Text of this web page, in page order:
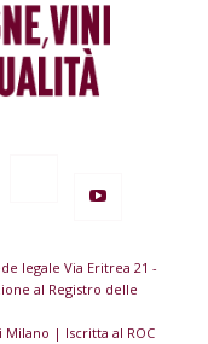
legale Via Eritrea 21 -
al Registro delle
Milano | Iscritta al ROC